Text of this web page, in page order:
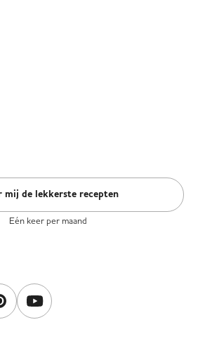
mij de lekkerste recepten
Eén keer per maand